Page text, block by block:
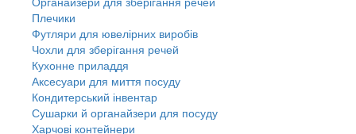
Плечики
Футляри для ювелірних виробів
Чохли для зберігання речей
Кухонне приладдя
Аксесуари для миття посуду
Кондитерський інвентар
Сушарки й органайзери для посуду
Харчові контейнери